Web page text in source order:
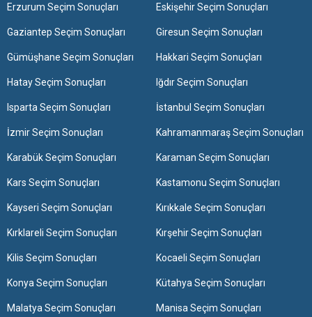
Erzurum Seçim Sonuçları Eskişehir Seçim Sonuçları
Gaziantep Seçim Sonuçları Giresun Seçim Sonuçları
Gümüşhane Seçim Sonuçları Hakkari Seçim Sonuçları
Hatay Seçim Sonuçları Iğdır Seçim Sonuçları
Isparta Seçim Sonuçları İstanbul Seçim Sonuçları
İzmir Seçim Sonuçları Kahramanmaraş Seçim Sonuçları
Karabük Seçim Sonuçları Karaman Seçim Sonuçları
Kars Seçim Sonuçları Kastamonu Seçim Sonuçları
Kayseri Seçim Sonuçları Kırıkkale Seçim Sonuçları
Kırklareli Seçim Sonuçları Kırşehir Seçim Sonuçları
Kilis Seçim Sonuçları Kocaeli Seçim Sonuçları
Konya Seçim Sonuçları Kütahya Seçim Sonuçları
Malatya Seçim Sonuçları Manisa Seçim Sonuçları